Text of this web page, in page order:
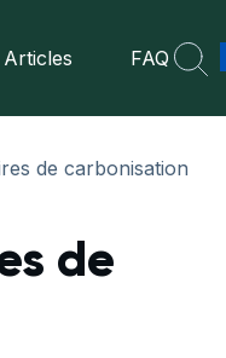
Articles FAQ
de carbonisation
de